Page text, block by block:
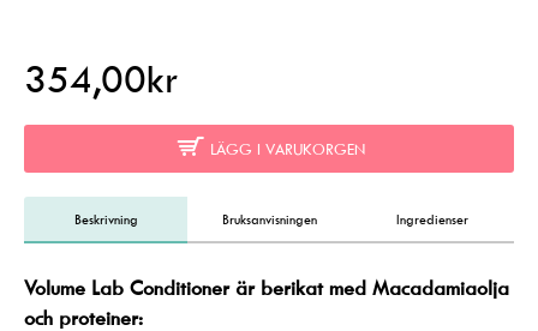
354,00kr
LÄGG I VARUKORGEN
Beskrivning Bruksanvisningen Ingredienser
Volume Lab Conditioner är berikat med Macadamiaolja
och proteiner: